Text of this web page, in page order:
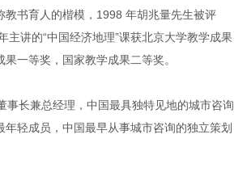
教书育人的楷模，1998 年胡兆量先生被评
主讲的“中国经济地理”课获北京大学教学成果
一等奖，国家教学成果二等奖。
长兼总经理，中国最具独特见地的城市咨询
年轻成员，中国最早从事城市咨询的独立策划